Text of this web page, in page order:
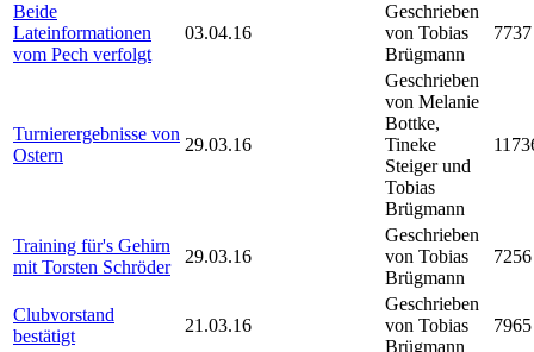
Beide
Lateinformationen
vom Pech verfolgt
03.04.16
Geschrieben
von Tobias
Brügmann
7737
Turnierergebnisse von
Ostern
29.03.16
Geschrieben
von Melanie
Bottke,
Tineke
Steiger und
Tobias
Brügmann
Training für's Gehirn
mit Torsten Schröder
29.03.16
Geschrieben
von Tobias
Brügmann
7256
Clubvorstand
bestätigt
21.03.16
Geschrieben
von Tobias
Brügmann
7965